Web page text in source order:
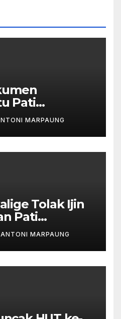
Pati
– Jerry
Tidak
– Frengki
Tidak Miliki
MARPAUNG
Tolak Ijin
Pati
btc Akan
Perijinan
ANTONI MARPAUNG